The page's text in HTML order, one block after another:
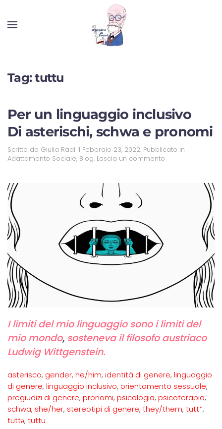
Tag:tuttu
Per un linguaggio inclusivo
Di asterischi, schwa e pronomi
Scritto da Giulia Radi il Febbraio 23, 2022. Pubblicato in
Adattamento Sociale, Blog. Lascia un commento
I limiti del mio linguaggio sono i limiti del
mio mondo, sosteneva il filosofo austriaco
Ludwig Wittgenstein.
asterisco, gender, he/him, identità di genere, linguaggio
di genere, linguaggio inclusivo, orientamento sessuale,
pregiudizi di genere, pronomi, psicologia, psicoterapia,
schwa, she/her, stereotipi di genere, they/them, tutt*,
tuttə, tuttu